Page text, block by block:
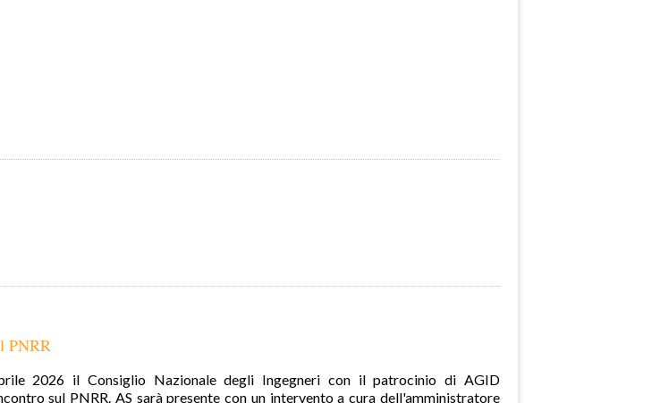
PNRR
2026 il Consiglio Nazionale degli Ingegneri con il patrocinio di AGID
sul PNRR. AS sarà presente con un intervento a cura dell'amministratore